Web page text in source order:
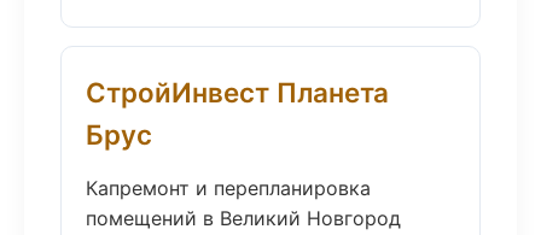
СтройИнвест Планета
Брус
Капремонт и перепланировка
помещений в Великий Новгород